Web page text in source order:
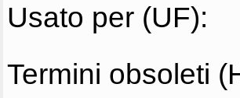
Usato per (UF):
Termini obsoleti